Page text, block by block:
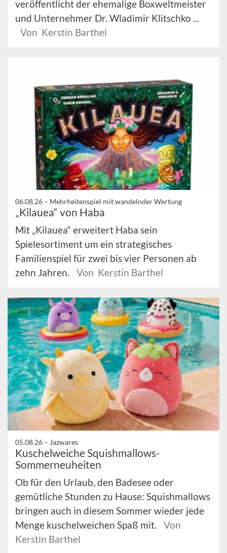
veröffentlicht der ehemalige Boxweltmeister
und Unternehmer Dr. Wladimir Klitschko ...
Von Kerstin Barthel
06.08.26 – Mehrheitenspiel mit wandelnder Wertung
„Kilauea“ von Haba
Mit „Kilauea“ erweitert Haba sein
Spielesortiment um ein strategisches
Familienspiel für zwei bis vier Personen ab
zehn Jahren.
Von Kerstin Barthel
05.08.26 – Jazwares
Kuschelweiche Squishmallows-
Sommerneuheiten
Ob für den Urlaub, den Badesee oder
gemütliche Stunden zu Hause: Squishmallows
bringen auch in diesem Sommer wieder jede
Menge kuschelweichen Spaß mit.
Von
Kerstin Barthel